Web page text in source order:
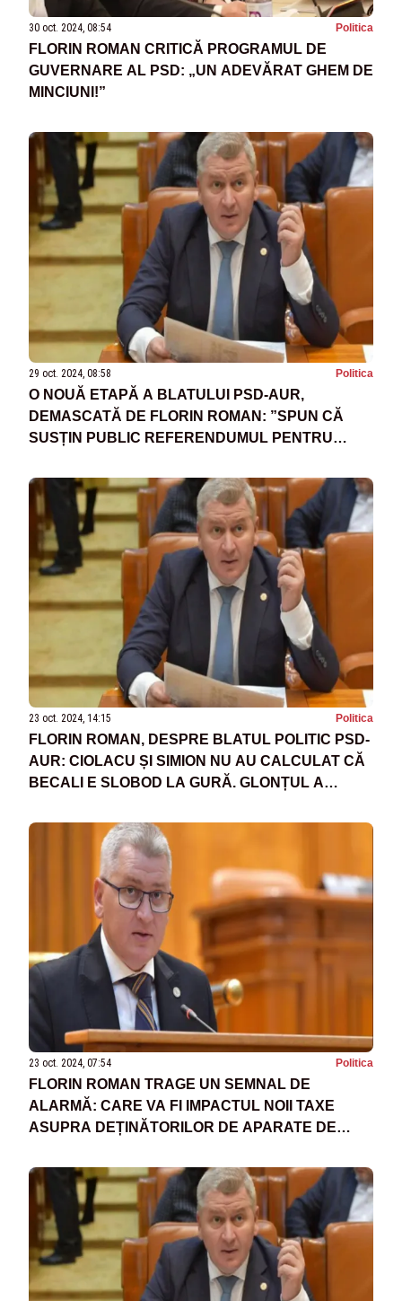
30 oct. 2024, 08:54 Politica
FLORIN ROMAN CRITICĂ PROGRAMUL DE
GUVERNARE AL PSD: „UN ADEVĂRAT GHEM DE
MINCIUNI!”
29 oct. 2024, 08:58 Politica
O NOUĂ ETAPĂ A BLATULUI PSD-AUR,
DEMASCATĂ DE FLORIN ROMAN: ”SPUN CĂ
SUSȚIN PUBLIC REFERENDUMUL PENTRU
BLOCHEZE”
23 oct. 2024, 14:15 Politica
FLORIN ROMAN, DESPRE BLATUL POLITIC PSD-
AUR: CIOLACU ȘI SIMION NU AU CALCULAT CĂ
BECALI E SLOBOD LA GURĂ. GLONȚUL A
23 oct. 2024, 07:54 Politica
FLORIN ROMAN TRAGE UN SEMNAL DE
ALARMĂ: CARE VA FI IMPACTUL NOII TAXE
ASUPRA DEȚINĂTORILOR DE APARATE DE